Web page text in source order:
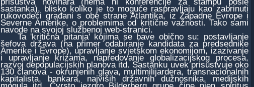
sastanka), blisko koliko je to moguće raspravljaju kao zabrinuti
rukovodeći građani s obe strane Atlantika, iz Zapadne Evrope i
Severne Amerike, o problemima od kritične važnosti. Tako sami
navode na svojoj službenoj web-stranici.
Ta 'kritična pitanja' kojima se bave obično su: postavljanje
šefova država (na primer odabiranje kandidata za predsednike
Amerike i Evrope), upravljanje svjetskom ekonomijom, izazivanje
i upravljanje krizama, napredovanje globalizacijskog procesa,
razvoj depopulacijskih planova itd. Sastanku uvek prisustvuje oko
130 članova - okrunjenih glava, multimilijardera, transnacionalnih
kapitalista, bankara, najviših državnih dužnosnika, medijskih